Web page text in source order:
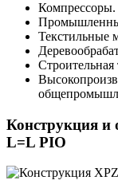
Компрессоры.
Текстильные
Строительная
Конструкция и
L=L PIO